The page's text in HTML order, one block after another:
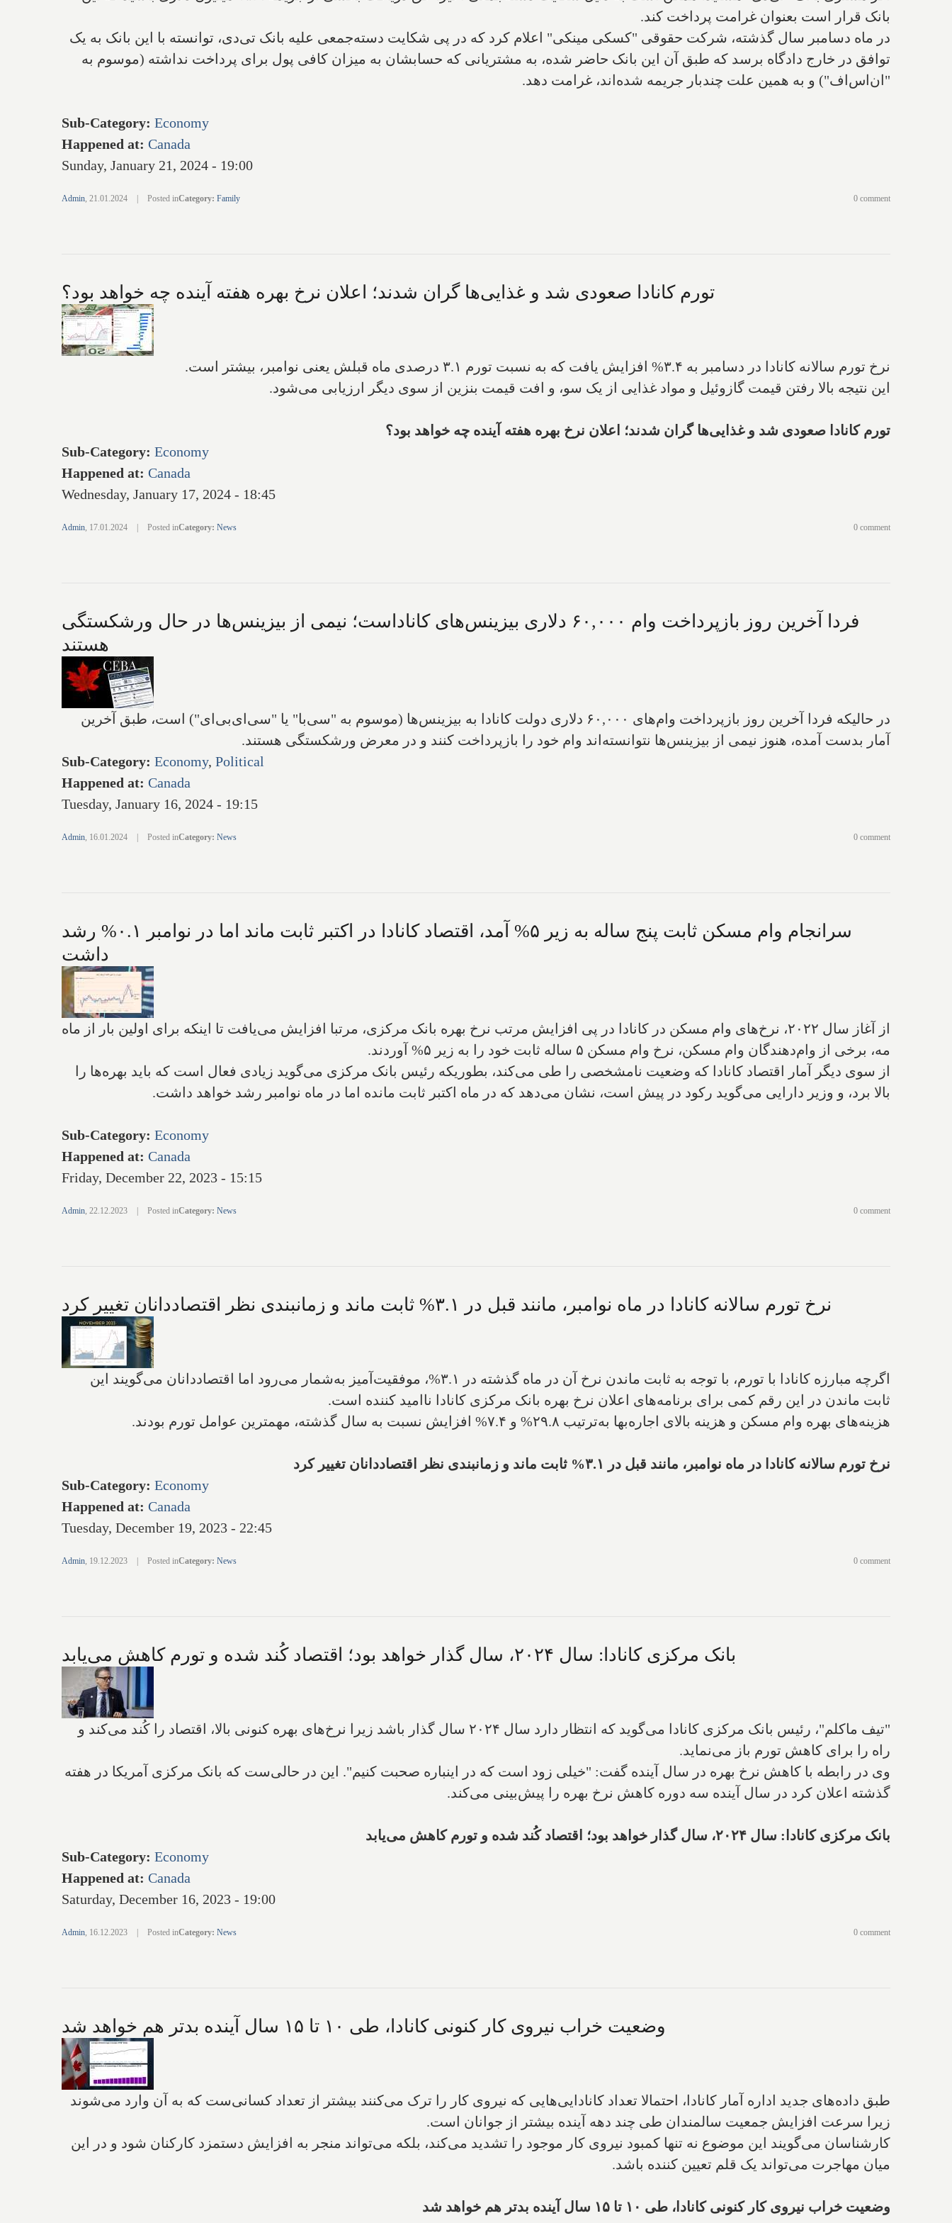
بانک قرار است بعنوان غرامت پرداخت کند.
در ماه دسامبر سال گذشته، شرکت حقوقی "کسکی مینکی" اعلام کرد که در پی شکایت دسته‌جمعی علیه بانک تی‌دی، توانسته با این بانک به یک
توافق در خارج دادگاه برسد که طبق آن این بانک حاضر شده، به مشتریانی که حسابشان به میزان کافی پول برای پرداخت نداشته (موسوم به
"ان‌اس‌اف") و به همین علت چندبار جریمه شده‌اند، غرامت دهد.
Sub-Category: Economy
Happened at: Canada
Sunday, January 21, 2024 - 19:00
Admin, 21.01.2024 Posted inCategory: Family 0 comment
تورم کانادا صعودی شد و غذایی‌ها گران شدند؛ اعلان نرخ بهره هفته آینده چه خواهد بود؟
نرخ تورم سالانه کانادا در دسامبر به ۳.۴% افزایش یافت که به نسبت تورم ۳.۱ درصدی ماه قبلش یعنی نوامبر، بیشتر است.
این نتیجه بالا رفتن قیمت گازوئیل و مواد غذایی از یک سو، و افت قیمت بنزین از سوی دیگر ارزیابی می‌شود.
تورم کانادا صعودی شد و غذایی‌ها گران شدند؛ اعلان نرخ بهره هفته آینده چه خواهد بود؟
Sub-Category: Economy
Happened at: Canada
Wednesday, January 17, 2024 - 18:45
Admin, 17.01.2024 Posted inCategory: News 0 comment
فردا آخرین روز بازپرداخت وام ۶۰,۰۰۰ دلاری بیزینس‌های کاناداست؛ نیمی از بیزینس‌ها در حال ورشکستگی
هستند
در حالیکه فردا آخرین روز بازپرداخت وام‌های ۶۰,۰۰۰ دلاری دولت کانادا به بیزینس‌ها (موسوم به "سی‌با" یا "سی‌ای‌بی‌ای") است، طبق آخرین
آمار بدست آمده، هنوز نیمی از بیزینس‌ها نتوانسته‌اند وام خود را بازپرداخت کنند و در معرض ورشکستگی هستند.
Sub-Category: Economy, Political
Happened at: Canada
Tuesday, January 16, 2024 - 19:15
Admin, 16.01.2024 Posted inCategory: News 0 comment
سرانجام وام مسکن ثابت پنج ساله به زیر ۵% آمد، اقتصاد کانادا در اکتبر ثابت ماند اما در نوامبر ۰.۱% رشد
داشت
از آغاز سال ۲۰۲۲، نرخ‌های وام مسکن در کانادا در پی افزایش مرتب نرخ بهره بانک مرکزی، مرتبا افزایش می‌یافت تا اینکه برای اولین بار از ماه
مه، برخی از وام‌دهندگان وام مسکن، نرخ وام مسکن ۵ ساله ثابت خود را به زیر ۵% آوردند.
از سوی دیگر آمار اقتصاد کانادا که وضعیت نامشخصی را طی می‌کند، بطوریکه رئیس بانک مرکزی می‌گوید زیادی فعال است که باید بهره‌ها را
بالا برد، و وزیر دارایی می‌گوید رکود در پیش است، نشان می‌دهد که در ماه اکتبر ثابت مانده اما در ماه نوامبر رشد خواهد داشت.
Sub-Category: Economy
Happened at: Canada
Friday, December 22, 2023 - 15:15
Admin, 22.12.2023 Posted inCategory: News 0 comment
نرخ تورم سالانه کانادا در ماه نوامبر، مانند قبل در ۳.۱% ثابت ماند و زمانبندی نظر اقتصاددانان تغییر کرد
اگرچه مبارزه کانادا با تورم، با توجه به ثابت ماندن نرخ آن در ماه گذشته در ۳.۱%، موفقیت‌آمیز به‌شمار می‌رود اما اقتصاددانان می‌گویند این
ثابت ماندن در این رقم کمی برای برنامه‌های اعلان نرخ بهره بانک مرکزی کانادا ناامید کننده است.
هزینه‌های بهره وام مسکن و هزینه بالای اجاره‌بها به‌ترتیب ۲۹.۸% و ۷.۴% افزایش نسبت به سال گذشته، مهمترین عوامل تورم بودند.
نرخ تورم سالانه کانادا در ماه نوامبر، مانند قبل در ۳.۱% ثابت ماند و زمانبندی نظر اقتصاددانان تغییر کرد
Sub-Category: Economy
Happened at: Canada
Tuesday, December 19, 2023 - 22:45
Admin, 19.12.2023 Posted inCategory: News 0 comment
بانک مرکزی کانادا: سال ۲۰۲۴، سال گذار خواهد بود؛ اقتصاد کُند شده و تورم کاهش می‌یابد
"تیف ماکلم"، رئیس بانک مرکزی کانادا می‌گوید که انتظار دارد سال ۲۰۲۴ سال گذار باشد زیرا نرخ‌های بهره کنونی بالا، اقتصاد را کُند می‌کند و
راه را برای کاهش تورم باز می‌نماید.
وی در رابطه با کاهش نرخ بهره در سال آینده گفت: "خیلی زود است که در اینباره صحبت کنیم". این در حالی‌ست که بانک مرکزی آمریکا در هفته
گذشته اعلان کرد در سال آینده سه دوره کاهش نرخ بهره را پیش‌بینی می‌کند.
بانک مرکزی کانادا: سال ۲۰۲۴، سال گذار خواهد بود؛ اقتصاد کُند شده و تورم کاهش می‌یابد
Sub-Category: Economy
Happened at: Canada
Saturday, December 16, 2023 - 19:00
Admin, 16.12.2023 Posted inCategory: News 0 comment
وضعیت خراب نیروی کار کنونی کانادا، طی ۱۰ تا ۱۵ سال آینده بدتر هم خواهد شد
طبق داده‌های جدید اداره آمار کانادا، احتمالا تعداد کانادایی‌هایی که نیروی کار را ترک می‌کنند بیشتر از تعداد کسانی‌ست که به آن وارد می‌شوند
زیرا سرعت افزایش جمعیت سالمندان طی چند دهه آینده بیشتر از جوانان است.
کارشناسان می‌گویند این موضوع نه تنها کمبود نیروی کار موجود را تشدید می‌کند، بلکه می‌تواند منجر به افزایش دستمزد کارکنان شود و در این
میان مهاجرت می‌تواند یک قلم تعیین کننده باشد.
وضعیت خراب نیروی کار کنونی کانادا، طی ۱۰ تا ۱۵ سال آینده بدتر هم خواهد شد